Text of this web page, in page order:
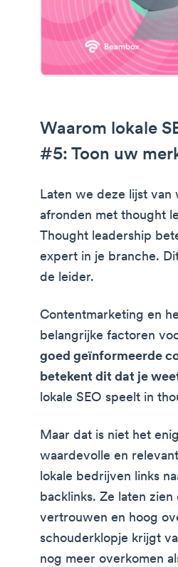
Waarom lokale
#5: Toon uw
Laten we deze lijst van
afronden met thought
Thought leadership
expert in je branche.
de leider.
Contentmarketing en
belangrijke factoren
goed geïnformeerde
betekent dit dat je
lokale SEO speelt in
Maar dat is niet het
waardevolle en
lokale bedrijven links
backlinks. Ze laten
vertrouwen en hoog
schouderklopje krijgt
nog meer overkomen